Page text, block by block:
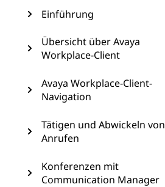
Einführung
Übersicht über Avaya
Workplace-Client
Avaya Workplace-Client-
Navigation
Tätigen und Abwickeln von
Anrufen
Konferenzen mit
Communication Manager